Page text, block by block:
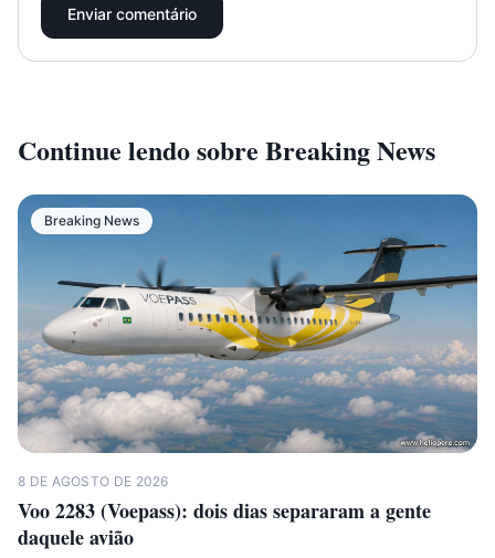
Enviar comentário
Continue lendo sobre Breaking News
Breaking News
8 DE AGOSTO DE 2026
Voo 2283 (Voepass): dois dias separaram a gente
daquele avião